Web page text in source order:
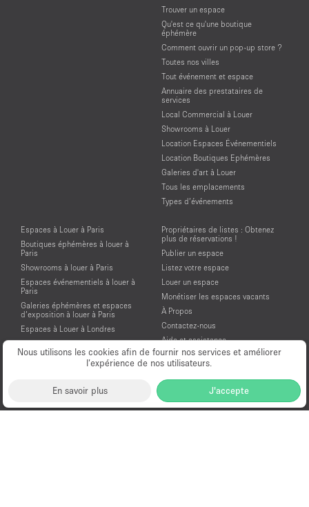
Nous utilisons les cookies afin de fournir nos services et améliorer
l’expérience de nos utilisateurs.
En savoir plus J'accepte
Trouver un espace
Qu'est ce qu'une boutique
éphémère
Comment ouvrir un pop-up store ?
Toutes nos villes
Tout événement et espace
Annuaire des prestataires de
services
Local Commercial à Louer
Showrooms à Louer
Location Espaces Événementiels
Location Boutiques Ephémères
Galeries d'art à Louer
Tous les emplacements
Types d’événements
Espaces à Louer à Paris
Boutiques éphémères à louer à
Paris
Showrooms à louer à Paris
Espaces événementiels à louer à
Paris
Galeries éphémères et espaces
d’exposition à louer à Paris
Espaces à Louer à Londres
Espaces à Louer à New York
Espaces à Louer à San Francisco
Espaces à Louer à Amsterdam
Propriétaires de listes : Obtenez
plus de réservations !
Publier un espace
Listez votre espace
Louer un espace
Monétiser les espaces vacants
À Propos
Contactez-nous
Aide et assistance
Conditions générales d'utilisation
Mentions légales
Politique de confidentialité